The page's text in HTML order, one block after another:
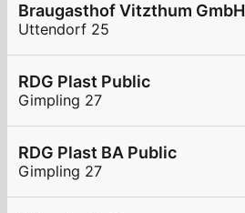
Braugasthof Vitzthum GmbH
Uttendorf 25
RDG Plast Public
Gimpling 27
RDG Plast BA Public
Gimpling 27